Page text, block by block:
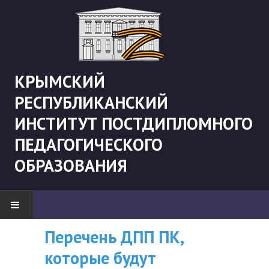
КРЫМСКИЙ
РЕСПУБЛИКАНСКИЙ
ИНСТИТУТ ПОСТДИПЛОМНОГО
ПЕДАГОГИЧЕСКОГО
ОБРАЗОВАНИЯ
НОВОСТИ
"Боевая" русистика
ВНИМАНИЮ
СЛУШАТЕЛЕЙ, У
Перечень ДПП ПК,
которые будут